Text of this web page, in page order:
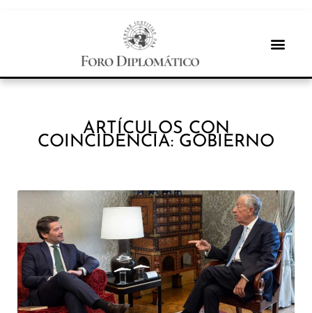
ARTÍCULOS CON
COINCIDENCIA: GOBIERNO